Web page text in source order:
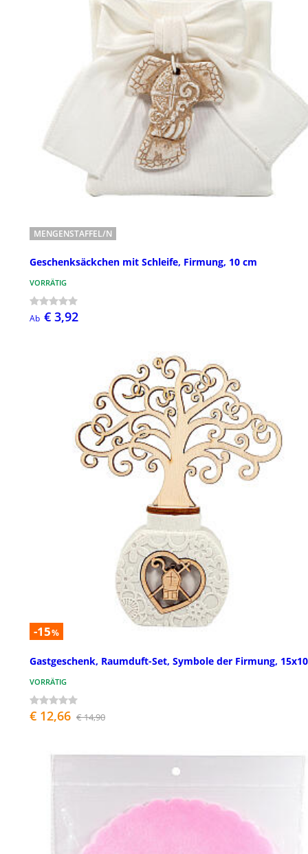
MENGENSTAFFEL/N
Geschenksäckchen mit Schleife, Firmung, 10 cm
VORRÄTIG
Ab € 3,92
-15%
Gastgeschenk, Raumduft-Set, Symbole der Firmung,
VORRÄTIG
€ 12,66 € 14,90